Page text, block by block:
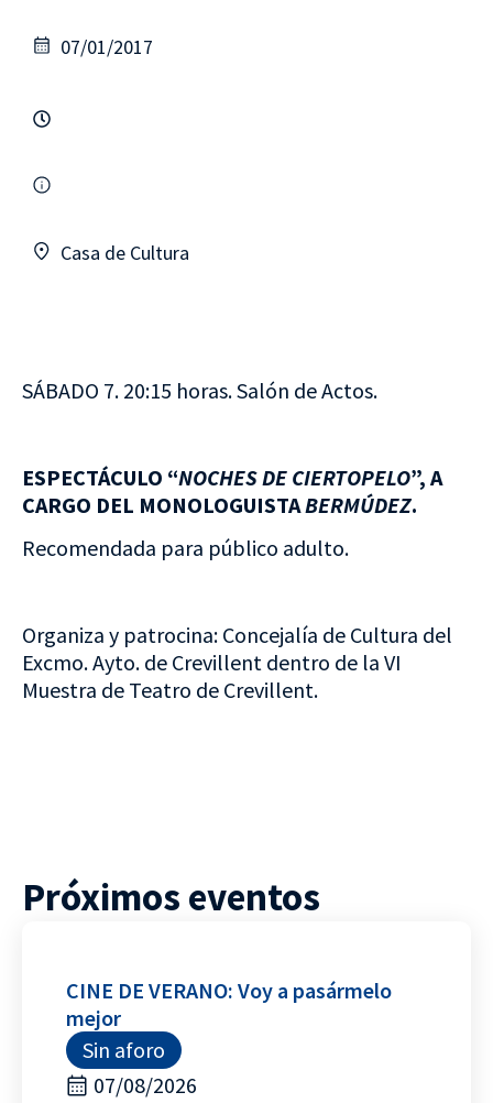
07/01/2017
Casa de Cultura
SÁBADO 7. 20:15 horas. Salón de Actos.
ESPECTÁCULO “NOCHES DE CIERTOPELO”, A
CARGO DEL MONOLOGUISTABERMÚDEZ.
Recomendada para público adulto.
Organiza y patrocina: Concejalía de Cultura del
Excmo. Ayto. de Crevillent dentro de la VI
Muestra de Teatro de Crevillent.
Próximos eventos
CINE DE VERANO: Voy a pasármelo
mejor
Sin aforo
07/08/2026